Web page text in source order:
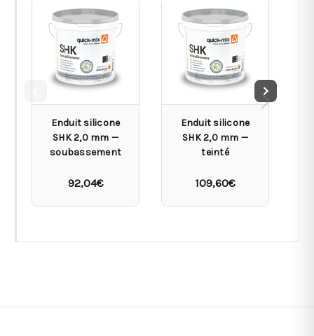
Enduit silicone
SHK 2,0 mm —
soubassement
92,04€
Enduit silicone
SHK 2,0 mm —
teinté
109,60€